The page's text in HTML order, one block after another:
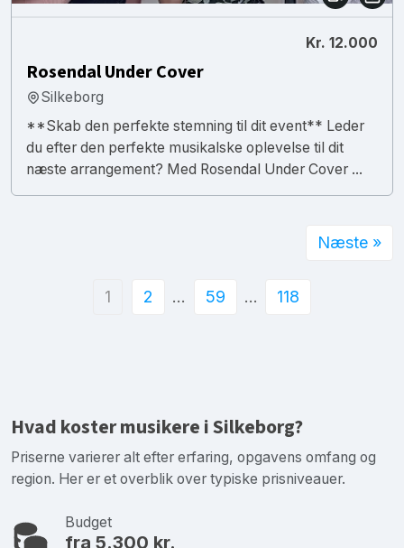
Kr. 12.000
Rosendal Under Cover
Silkeborg
**Skab den perfekte stemning til dit event** Leder
du efter den perfekte musikalske oplevelse til dit
næste arrangement? Med Rosendal Under Cover ...
1 2 … 59 … 118
Næste »
Hvad koster musikere i Silkeborg?
Priserne varierer alt efter erfaring, opgavens omfang og
region. Her er et overblik over typiske prisniveauer.
Budget
fra 5.300 kr.